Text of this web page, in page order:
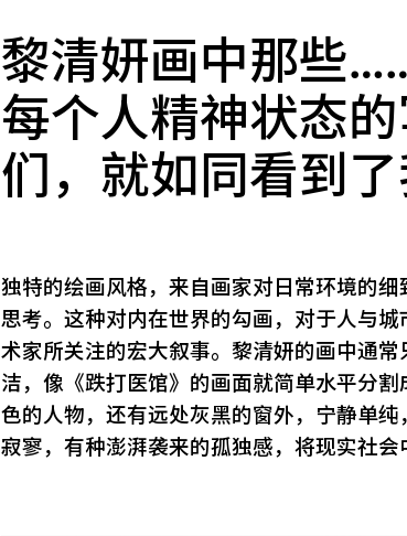
黎清妍画中那些
每个人精神状态
们，就如同看到了
独特的绘画风格，来自画家对日常环境的
思考。这种对内在世界的勾画，对于人与
术家所关注的宏大叙事。黎清妍的画中通
洁，像《跌打医馆》的画面就简单水平分
色的人物，还有远处灰黑的窗外，宁静单
寂寥，有种澎湃袭来的孤独感，将现实社会